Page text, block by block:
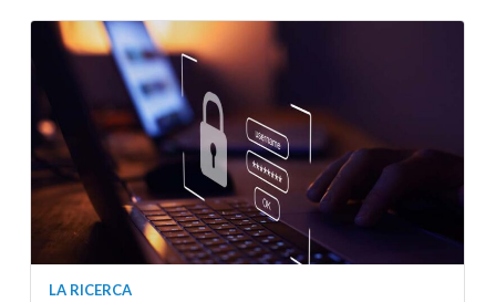
LA RICERCA